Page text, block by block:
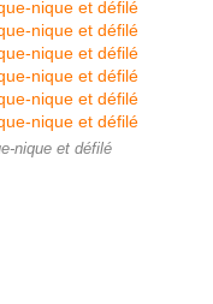
nique et défilé